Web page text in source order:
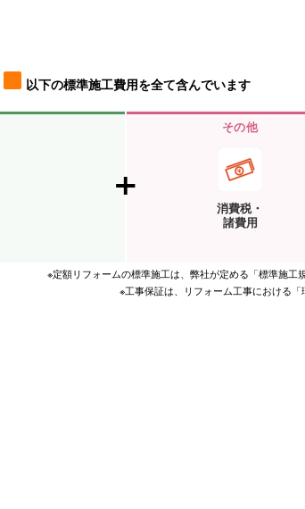
以下の標準施工費用を全て含んでいます
その他
消費税・
諸費用
※定額リフォームの標準施工は、弊社が定める「標準施工
※工事保証は、リフォーム工事における